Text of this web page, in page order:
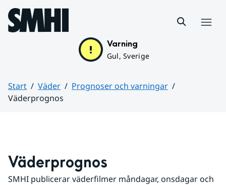
Hoppa till sidans innehåll
Varning
Gul, Sverige
Start Väder
Prognoser och varningar
Väderprognos
Väderprognos
SMHI publicerar väderfilmer måndagar, onsdagar och